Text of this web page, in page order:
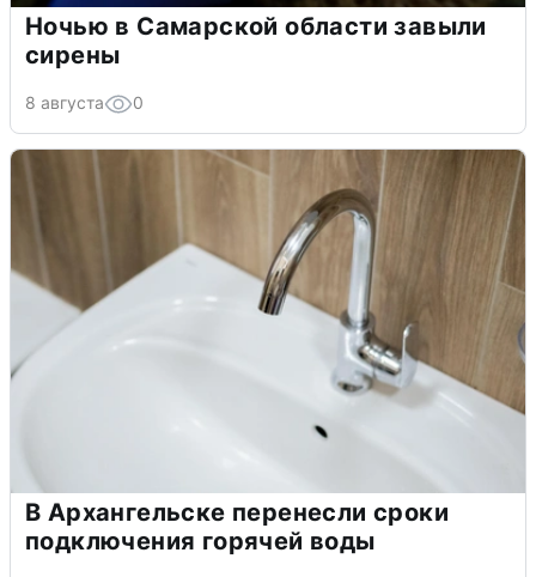
Ночью в Самарской области завыли
сирены
8 августа 0
В Архангельске перенесли сроки
подключения горячей воды